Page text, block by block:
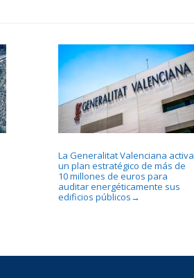
La Generalitat Valenciana activa
un plan estratégico de más de
10 millones de euros para
auditar energéticamente sus
edificios públicos →